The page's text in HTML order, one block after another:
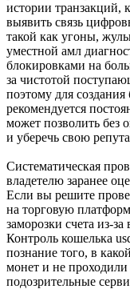
истории транзакций,
выявить связь
такой как угоны,
уместной амл
блокировками на
за чистотой
поэтому для создания
рекомендуется
может позволить без
и уберечь свою
Систематическая
владетелю заранее
Если вы решите
на торговую
заморозки счета из-
Контроль кошелька
познание того, в
монет и не
подозрительные